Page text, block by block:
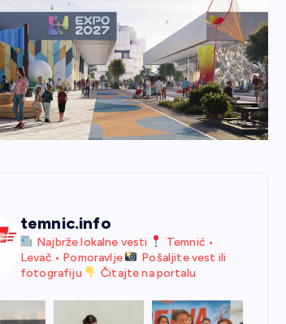
temnic.info
Najbrže lokalne vesti
Temnić •
Levač • Pomoravlje
Pošaljite vest ili
fotografiju
Čitajte na portalu